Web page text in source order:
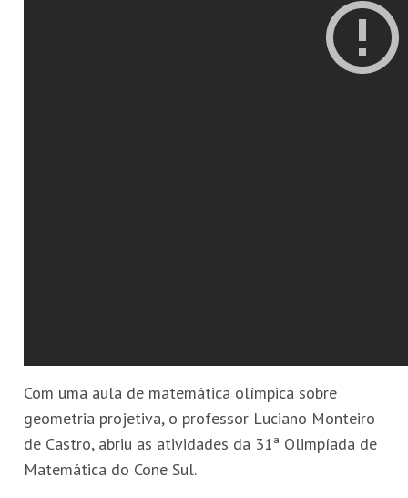
Com uma aula de matemática olímpica sobre
geometria projetiva, o professor Luciano Monteiro
de Castro, abriu as atividades da 31ª Olimpíada de
Matemática do Cone Sul.